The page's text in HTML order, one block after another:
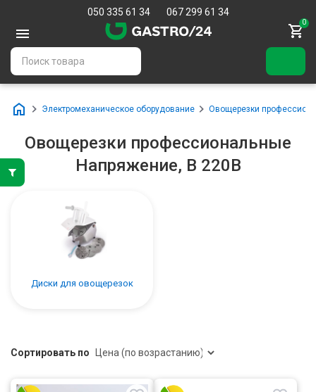
050 335 61 34 067 299 61 34
0
Электромеханическое оборудование Овощерезки
Овощерезки профессиональные
Напряжение, В 220В
Диски для овощерезок
Сортировать по